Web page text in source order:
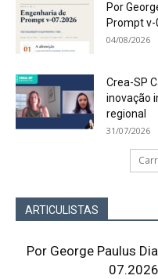
Por
Prompt v-
04/08/2026
Crea-SP
inovação
regional
31/07/2026
ARTICULISTAS
Por George Paulus